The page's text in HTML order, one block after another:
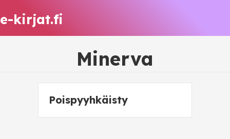
e-kirjat.fi
Minerva
Poispyyhkäisty